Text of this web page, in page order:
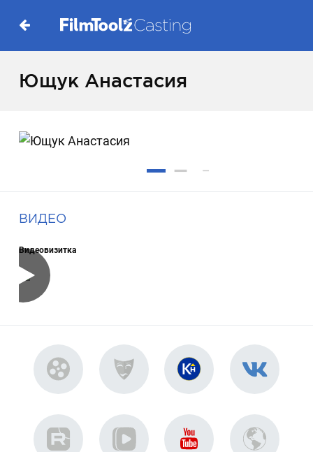
Ющук Анастасия
ВИДЕО
Видеовизитка